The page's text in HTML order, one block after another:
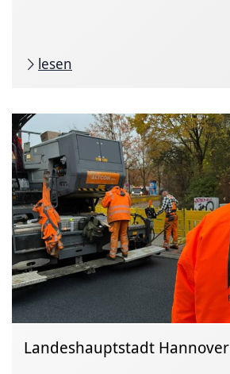
lesen
Landeshauptstadt Hannover